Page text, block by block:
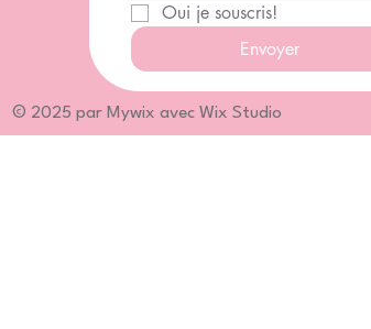
Oui je souscris!
Envoyer
© 2025 par Mywix avec Wix Studio